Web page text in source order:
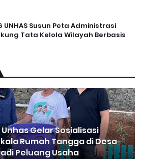
UNHAS Susun Peta Administrasi
Tata Kelola Wilayah Berbasis
Gelar Sosialisasi
Rumah Tangga di Desa
Peluang Usaha